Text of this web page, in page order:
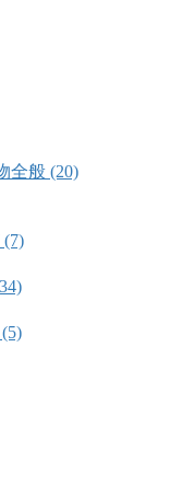
全般 (20)